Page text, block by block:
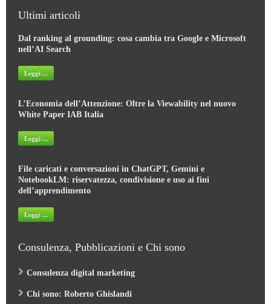
Ultimi articoli
Dal ranking al grounding: cosa cambia tra Google e Microsoft
nell’AI Search
Leggi ...
L’Economia dell’Attenzione: Oltre la Viewability nel nuovo
White Paper IAB Italia
Leggi ...
File caricati e conversazioni in ChatGPT, Gemini e
NotebookLM: riservatezza, condivisione e uso ai fini
dell’apprendimento
Leggi ...
Consulenza, Pubblicazioni e Chi sono
Consulenza digital marketing
Chi sono: Roberto Ghislandi